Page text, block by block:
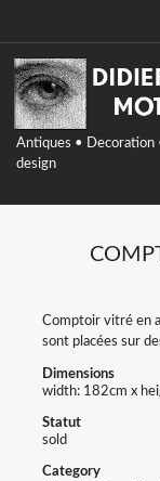
Didier
Motte
antiques,
Decoration,
interior
design,
Belgium
Antiques • Decoration
design
Comptoir vitré en
sont placées sur
Dimensions
width: 182cm x
Statut
sold
Category